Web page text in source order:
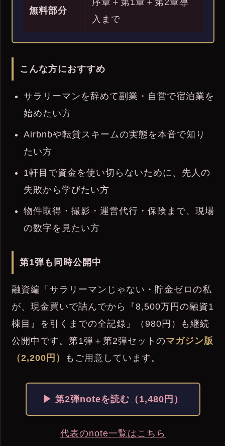
無料部分
序章＋第1章＋第2章導
入まで
こんな方におすすめ
サラリーマンを辞めて副業・自営で宿泊業を
始めたい方
Airbnbや転貸スキームの実態を本音で知り
たい方
1軒目で資金を使い切らないために、先人の
失敗から学びたい方
物件取得・撮影・運営代行・保険まで、現場
の数字を見たい方
第1弾も同時公開中
融資編「サラリーマンじゃない・貯金ゼロの私
が、現金買いで詰んでから『8,500万円の融資1
棟目』を引くまでの全記録」（980円）も継続
公開中です。第1弾＋第2弾セットのマガジン版
（2,200円）
もご用意しています。
▶ 第2弾noteを読む（1,480円）
代表のnote一覧はこちら